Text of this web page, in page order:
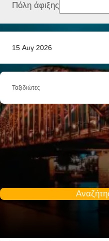
15 Αυγ 2026
Πόλη άφιξης
Ταξιδιώτες